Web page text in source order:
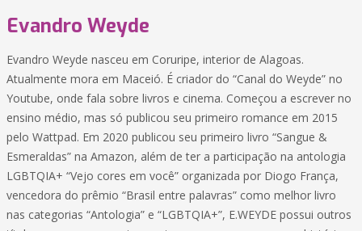
Evandro Weyde
Evandro Weyde nasceu em Coruripe, interior de Alagoas.
Atualmente mora em Maceió. É criador do “Canal do Weyde” no
Youtube, onde fala sobre livros e cinema. Começou a escrever no
ensino médio, mas só publicou seu primeiro romance em 2015
pelo Wattpad. Em 2020 publicou seu primeiro livro “Sangue &
Esmeraldas” na Amazon, além de ter a participação na antologia
LGBTQIA+ “Vejo cores em você” organizada por Diogo França,
vencedora do prêmio “Brasil entre palavras” como melhor livro
nas categorias “Antologia” e “LGBTQIA+”, E.WEYDE possui outros